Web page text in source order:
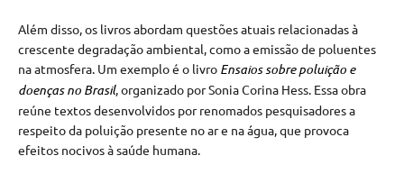
Além disso, os livros abordam questões atuais relacionadas à
crescente degradação ambiental, como a emissão de poluentes
na atmosfera. Um exemplo é o livro Ensaios sobre poluição e
doenças no Brasil, organizado por Sonia Corina Hess. Essa obra
reúne textos desenvolvidos por renomados pesquisadores a
respeito da poluição presente no ar e na água, que provoca
efeitos nocivos à saúde humana.